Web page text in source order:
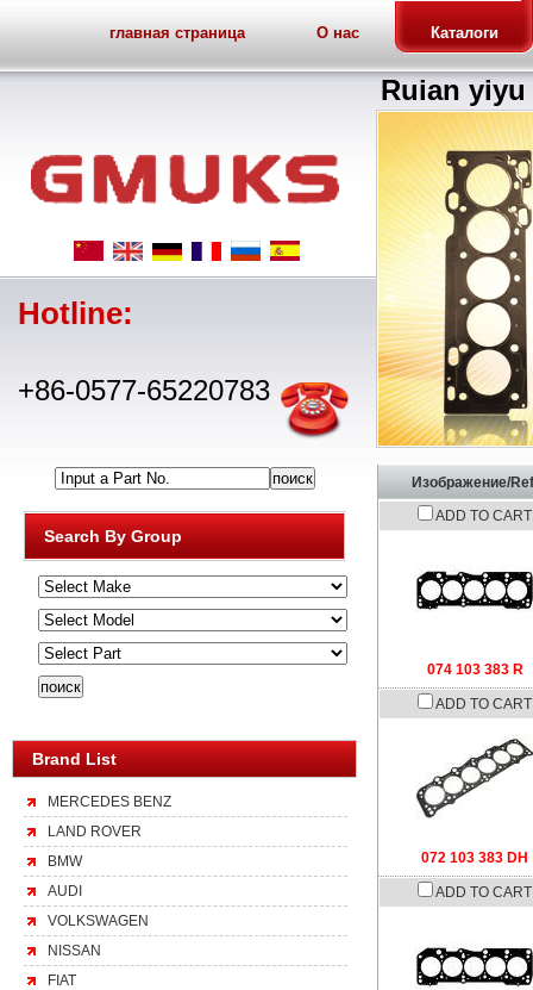
главная страница О нас Каталоги
Ruian
Hotline:
+86-0577-65220783
Изображение/
ADD TO CART
074 103 383 R
ADD TO CART
072 103 383 DH
ADD TO CART
Input a Part No.
Search By Group
Brand List
MERCEDES BENZ
LAND ROVER
BMW
AUDI
VOLKSWAGEN
NISSAN
FIAT